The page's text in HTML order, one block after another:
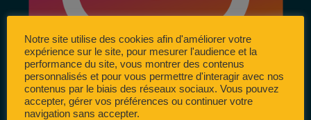
Notre site utilise des cookies afin d'améliorer votre
expérience sur le site, pour mesurer l'audience et la
performance du site, vous montrer des contenus
personnalisés et pour vous permettre d'interagir avec nos
contenus par le biais des réseaux sociaux. Vous pouvez
accepter, gérer vos préférences ou continuer votre
navigation sans accepter.